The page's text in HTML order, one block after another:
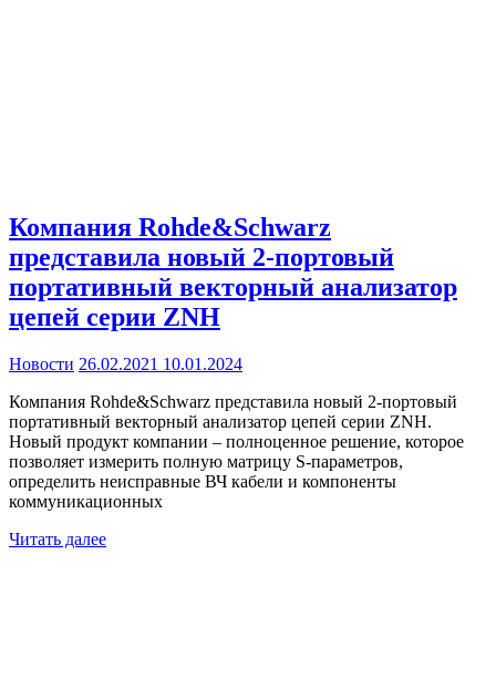
Компания Rohde&Schwarz
представила новый 2-портовый
портативный векторный анализатор
цепей серии ZNH
Новости 26.02.2021 10.01.2024
Компания Rohde&Schwarz представила новый 2-портовый
портативный векторный анализатор цепей серии ZNH.
Новый продукт компании – полноценное решение, которое
позволяет измерить полную матрицу S-параметров,
определить неисправные ВЧ кабели и компоненты
коммуникационных
Читать далее